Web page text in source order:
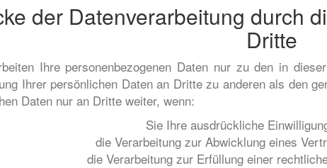
der Datenverarbeitung durch
Dritte
Ihre personenbezogenen Daten nur zu den in
Ihrer persönlichen Daten an Dritte zu anderen als den
Daten nur an Dritte weiter, wenn:
Sie Ihre ausdrückliche
die Verarbeitung zur Abwicklung eines
die Verarbeitung zur Erfüllung einer